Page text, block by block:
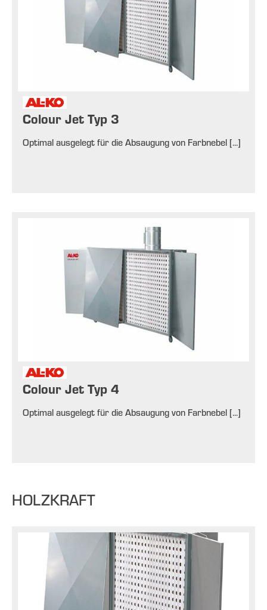
Colour Jet Typ 3
Optimal ausgelegt für die Absaugung von Farbnebel [...]
Colour Jet Typ 4
Optimal ausgelegt für die Absaugung von Farbnebel [...]
HOLZKRAFT